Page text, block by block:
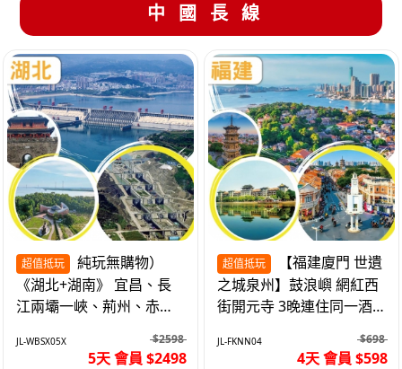
中國長線
超值抵玩
《湖北+湖南》 宜昌、長
江兩壩一峽、荊州、赤
天
JL-WBSX05X $2598
5天 會員 $2498
超值抵玩
之城泉州】鼓浪嶼 網紅西
街開元寺 3晚連住同一酒
JL-FKNN04 $698
4天 會員 $598